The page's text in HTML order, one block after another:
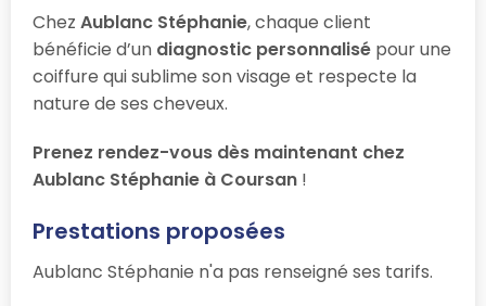
Chez Aublanc Stéphanie, chaque client
bénéficie d’un diagnostic personnalisé pour une
coiffure qui sublime son visage et respecte la
nature de ses cheveux.
Prenez rendez-vous dès maintenant chez
Aublanc Stéphanie à Coursan !
Prestations proposées
Aublanc Stéphanie n'a pas renseigné ses tarifs.